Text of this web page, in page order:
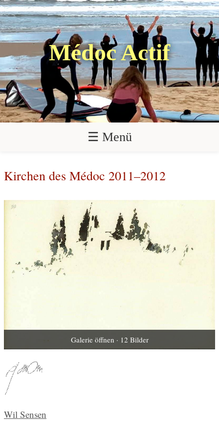
Médoc Actif
☰ Menü
Kirchen des Médoc 2011–2012
Galerie öffnen · 12 Bilder
Wil Sensen